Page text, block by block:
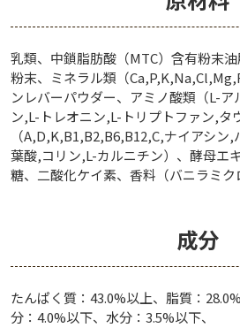
乳類、中鎖脂肪酸（MTC）含有粉末
粉末、ミネラル類（
ンレバーパウダー、アミノ酸類（L-ア
ン,L-トレオニン,L-トリプトファン,タ
（A,D,K,B1,B2,B6,B12,C,ナイアシ
葉酸,コリン,L-カルニチン）、酵母エ
糖、二酸化ケイ素、香料（バニラミ
成分
たんぱく質：43.0%以上、脂質：
分：4.0%以下、水分：3.5%以下、